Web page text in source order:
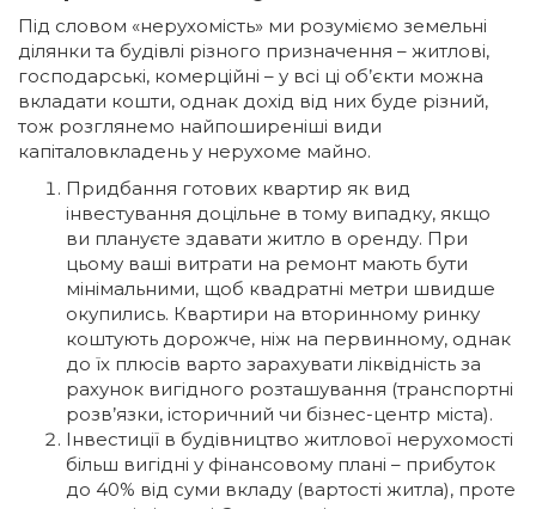
Під словом «нерухомість» ми розуміємо земельні
ділянки та будівлі різного призначення – житлові,
господарські, комерційні – у всі ці об’єкти можна
вкладати кошти, однак дохід від них буде різний,
тож розглянемо найпоширеніші види
капіталовкладень у нерухоме майно.
Придбання готових квартир як вид
інвестування доцільне в тому випадку, якщо
ви плануєте здавати житло в оренду. При
цьому ваші витрати на ремонт мають бути
мінімальними, щоб квадратні метри швидше
окупились. Квартири на вторинному ринку
коштують дорожче, ніж на первинному, однак
до їх плюсів варто зарахувати ліквідність за
рахунок вигідного розташування (транспортні
розв’язки, історичний чи бізнес-центр міста).
Інвестиції в будівництво житлової нерухомості
більш вигідні у фінансовому плані – прибуток
до 40% від суми вкладу (вартості житла), проте